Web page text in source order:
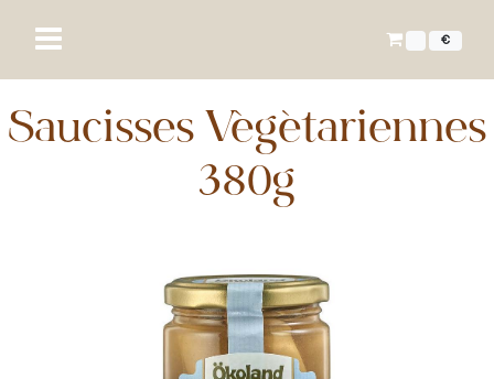
€
Saucisses Végétariennes
380g